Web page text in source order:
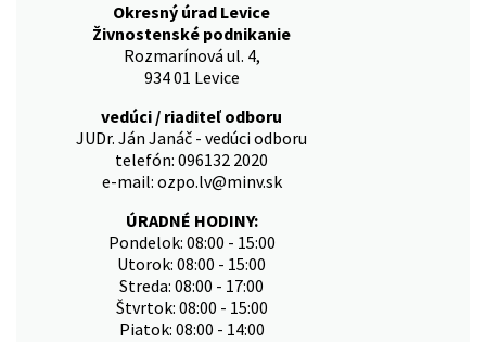
Okresný úrad Levice
Živnostenské podnikanie
Rozmarínová ul. 4,
934 01 Levice
vedúci / riaditeľ odboru
JUDr. Ján Janáč - vedúci odboru
telefón: 096132 2020
e-mail: ozpo.lv@minv.sk
ÚRADNÉ HODINY:
Pondelok: 08:00 - 15:00
Utorok: 08:00 - 15:00
Streda: 08:00 - 17:00
Štvrtok: 08:00 - 15:00
Piatok: 08:00 - 14:00